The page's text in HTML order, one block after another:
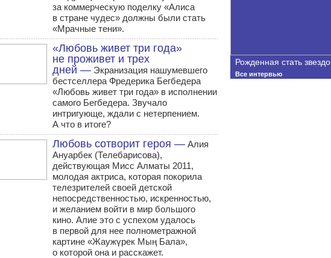
за коммерческую поделку «Алиса
в стране чудес» должны были стать
«Мрачные тени».
«Любовь живет три года»
не проживет и трех
дней —Экранизация нашумевшего
бестселлера Фредерика Бегбедера
«Любовь живет три года» в исполнении
самого Бегбедера. Звучало
интригующе, ждали с нетерпением.
А что в итоге?
Любовь сотворит героя —Алия
Ануарбек (Телебарисова),
действующая Мисс Алматы 2011,
молодая актриса, которая покорила
телезрителей своей детской
непосредственностью, искренностью,
и желанием войти в мир большого
кино. Алие это с успехом удалось
в первой для нее полнометражной
картине «Жаужүрек Мың Бала»,
о которой она и расскажет.
Рожденная стать
Все интервью